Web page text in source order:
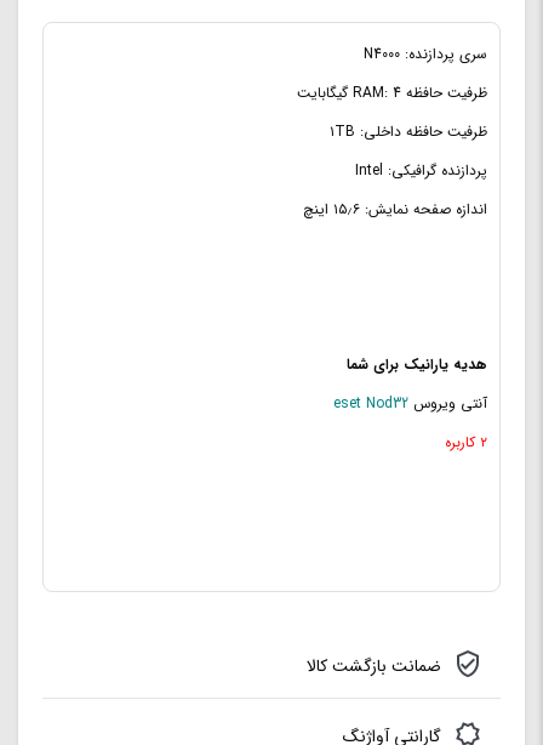
فرکانس پردازنده مرکزی:1.1 تا 2.6 ghz
ظرفیت حافظه Cache:
ظرفیت حافظه RAM:
4 گیگابایت
نوع حافظه RAM:
DDR4
سری پردازنده: N4000
ظرفیت حافظه RAM: 4 گیگابایت
ظرفیت حافظه داخلی: ۱TB
پردازنده گرافیکی: Intel
اندازه صفحه نمایش: ۱۵٫۶ اینچ
هدیه یارانیک برای شما
آنتی ویروس eset Nod32
۲ کاربره
ضمانت بازگشت کالا
گارانتی آواژنگ